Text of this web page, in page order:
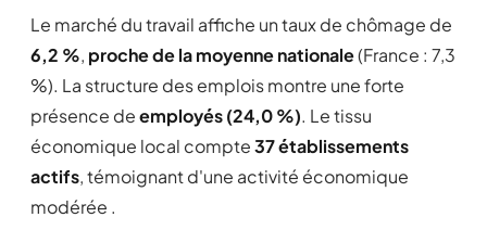
Le marché du travail affiche un taux de chômage de
6,2 %, proche de la moyenne nationale(France : 7,3
%). La structure des emplois montre une forte
présence deemployés (24,0 %). Le tissu
économique local compte37 établissements
actifs, témoignant d'une activité économique
modérée .